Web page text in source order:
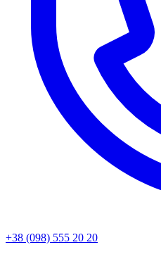
+38 (098) 555 20 20